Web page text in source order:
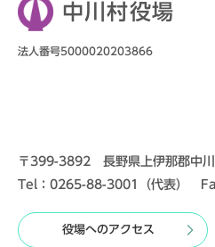
中川村役場
法人番号5000020203866
〒399-3892 長野県上伊那郡中
Tel：0265-88-3001（代表）
役場へのアクセス